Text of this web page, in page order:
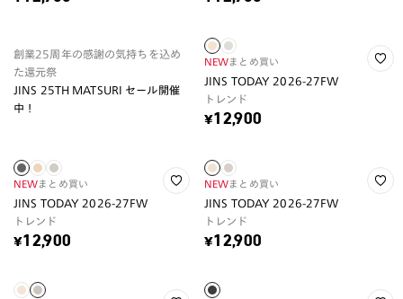
創業25周年の感謝の気持ちを込め
た還元祭
JINS 25TH MATSURI セール開催
中！
NEWまとめ買い
JINS TODAY 2026-27FW
トレンド
¥12,900
NEWまとめ買い
JINS TODAY 2026-27FW
トレンド
¥12,900
NEWまとめ買い
JINS TODAY 2026-27FW
トレンド
¥12,900